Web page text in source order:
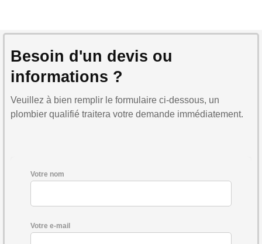
Besoin d'un devis ou
informations ?
Veuillez à bien remplir le formulaire ci-dessous, un
plombier qualifié traitera votre demande immédiatement.
Votre nom
Votre e-mail